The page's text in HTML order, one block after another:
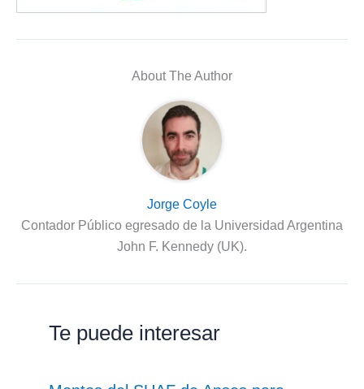
About The Author
Jorge Coyle
Contador Público egresado de la Universidad Argentina
John F. Kennedy (UK).
Te puede interesar